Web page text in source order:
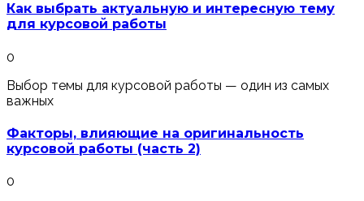
Как выбрать актуальную и интересную тему
для курсовой работы
0
Выбор темы для курсовой работы — один из самых
важных
Факторы, влияющие на оригинальность
курсовой работы (часть 2)
0